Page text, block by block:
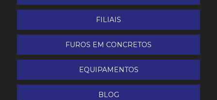
FILIAIS
FUROS EM CONCRETOS
EQUIPAMENTOS
BLOG